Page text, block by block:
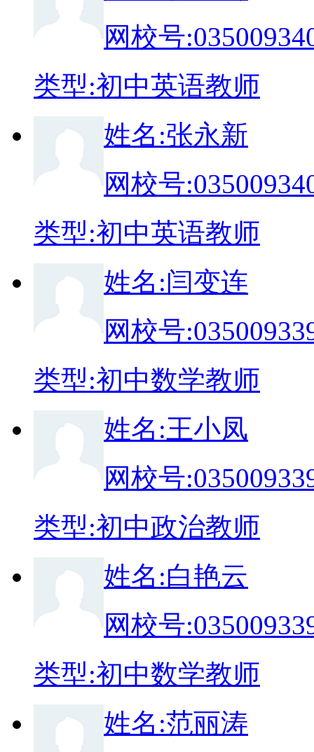
网校号:
类型:初中英语教师
姓名:张永新
网校号:
类型:初中英语教师
姓名:闫变连
网校号:
类型:初中数学教师
姓名:王小凤
网校号:
类型:初中政治教师
姓名:白艳云
网校号:
类型:初中数学教师
姓名:范丽涛